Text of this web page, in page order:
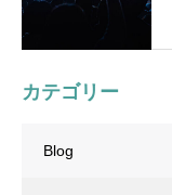
カテゴリー
Blog